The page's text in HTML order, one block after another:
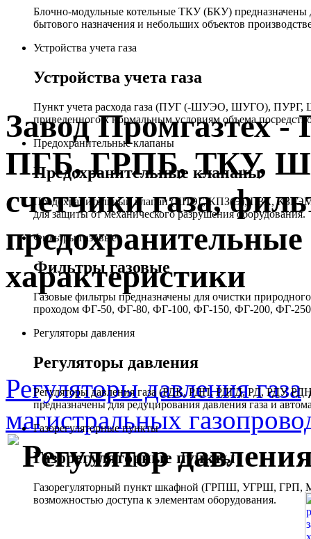
Блочно-модульные котельные ТКУ (БКУ) предназначены
бытового назначения и небольших объектов
Устройства учета газа
Устройства учета газа
Пункт учета расхода газа (ПУГ (-ШУЭО, ШУГО), ПУРГ,
приведенного к нормальным условиям объема
Предохранительные клапаны
Предохранительные клапаны
Предохранительный клапан (КПЭГ, КПЗ(Э), ПЗК,
для защиты от механического разрушения оборудования.
Фильтры газовые
Фильтры газовые
Газовые фильтры предназначены для очистки
проходом ФГ-50, ФГ-80, ФГ-100, ФГ-150, ФГ-200, ФГ-
Регуляторы давления
Регуляторы давления
Регуляторы давления газа (РДК, РДП, РДГД, РД, РДУ,
предназначены для редуцирования давления газа и
Газорегуляторные пункты
Газорегуляторные пункты
Газорегуляторный пункт шкафной (ГРПШ, УГРШ, ГРП,
возможностью доступа к элементам оборудования.
Завод
ПГБ, ГРПБ, ТКУ,
счетчики газа,
характеристики
Регуляторы давления газа
магистральных
Регулятор